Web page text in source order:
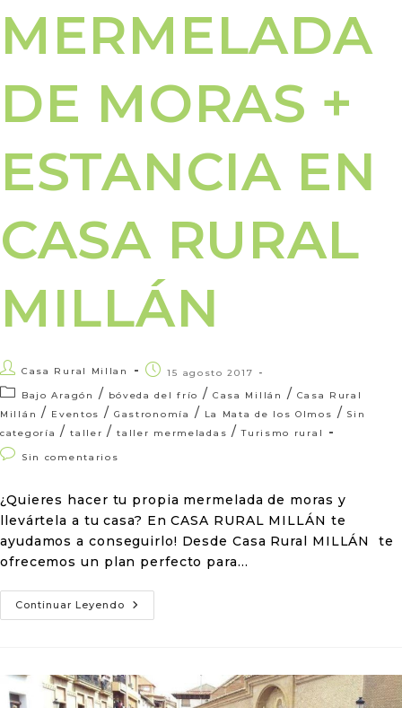
MERMELADA
DE MORAS +
ESTANCIA EN
CASA RURAL
MILLÁN
Casa Rural Millan
15 agosto 2017
Bajo Aragón
/ bóveda del frío / Casa Millán / Casa Rural
Millán / Eventos / Gastronomía / La Mata de los Olmos / Sin
categoría / taller / taller mermeladas / Turismo rural
Sin comentarios
¿Quieres hacer tu propia mermelada de moras y
llevártela a tu casa? En CASA RURAL MILLÁN te
ayudamos a conseguirlo! Desde Casa Rural MILLÁN te
ofrecemos un plan perfecto para…
Continuar Leyendo